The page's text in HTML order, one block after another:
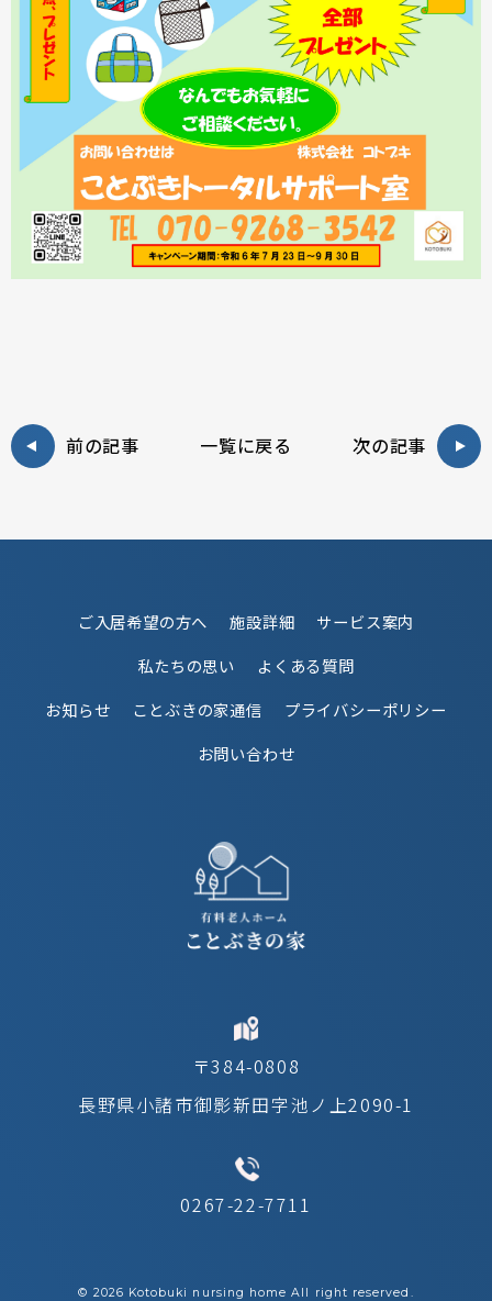
前の記事 一覧に戻る 次の記事
〒384-0808
長野県小諸市御影新田字池ノ上2090-1
0267-22-7711
©︎ 2026 Kotobuki nursing home All right reserved.
ご入居希望の方へ 施設詳細
サービス案内
私たちの思い
よくある質問
お知らせ
ことぶきの家通信
プライバシーポリシー
お問い合わせ